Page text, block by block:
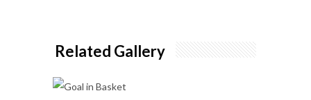
Related Gallery
Goal in Basket